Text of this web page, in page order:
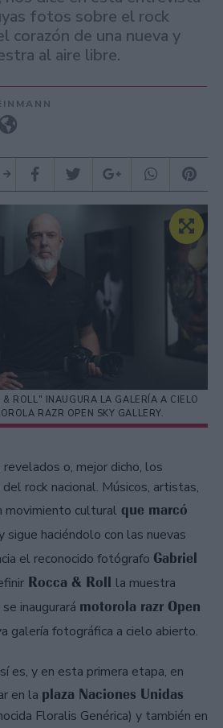
fotos sobre el rock
corazón de una nueva y
al aire libre.
ROLL" INAUGURA LA GALERÍA A CIELO
RAZR OPEN SKY GALLERY.
o, mejor dicho, los
rock nacional. Músicos, artistas,
movimiento cultural que marcó
sigue haciéndolo con las nuevas
el reconocido fotógrafo Gabriel
Rocca & Roll la muestra
inaugurará motorola razr Open
galería fotográfica a cielo abierto.
es, y en esta primera etapa, en
en la plaza Naciones Unidas
Floralis Genérica) y también en